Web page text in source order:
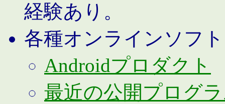
経験あり。
各種オンラインソフ
Androidプロダクト
最近の公開プログ